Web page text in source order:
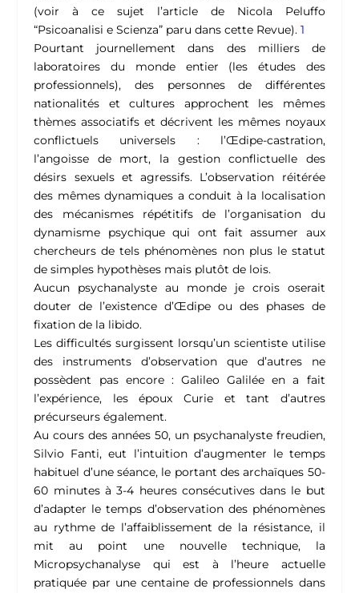
(voir à ce sujet l’article de Nicola Peluffo
“Psicoanalisi e Scienza” paru dans cette Revue).1
Pourtant journellement dans des milliers de
laboratoires du monde entier (les études des
professionnels), des personnes de différentes
nationalités et cultures approchent les mêmes
thèmes associatifs et décrivent les mêmes noyaux
conflictuels universels : l’Œdipe-castration,
l’angoisse de mort, la gestion conflictuelle des
désirs sexuels et agressifs. L’observation réitérée
des mêmes dynamiques a conduit à la localisation
des mécanismes répétitifs de l’organisation du
dynamisme psychique qui ont fait assumer aux
chercheurs de tels phénomènes non plus le statut
de simples hypothèses mais plutôt de lois.
Aucun psychanalyste au monde je crois oserait
douter de l’existence d’Œdipe ou des phases de
fixation de la libido.
Les difficultés surgissent lorsqu’un scientiste utilise
des instruments d’observation que d’autres ne
possèdent pas encore : Galileo Galilée en a fait
l’expérience, les époux Curie et tant d’autres
précurseurs également.
Au cours des années 50, un psychanalyste freudien,
Silvio Fanti, eut l’intuition d’augmenter le temps
habituel d’une séance, le portant des archaïques 50-
60 minutes à 3-4 heures consécutives dans le but
d’adapter le temps d’observation des phénomènes
au rythme de l’affaiblissement de la résistance, il
mit au point une nouvelle technique, la
Micropsychanalyse qui est à l’heure actuelle
pratiquée par une centaine de professionnels dans